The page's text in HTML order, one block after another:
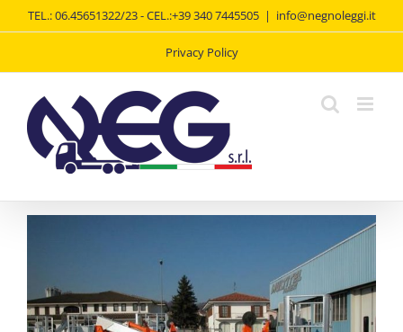
Salta
al
TEL.: 06.45651322/23 - CEL.:+39 340 7445505 | info@negnoleggi.it
Privacy Policy